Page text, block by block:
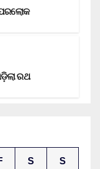
ରଥ
S S